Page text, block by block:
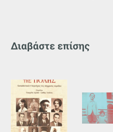
Διαβάστε επίσης